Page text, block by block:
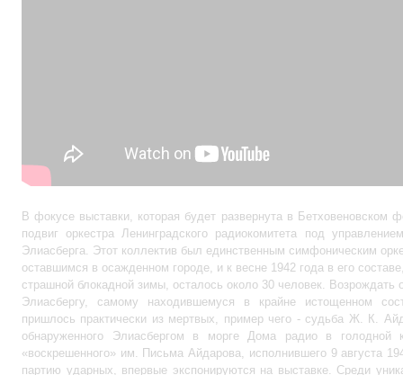
В фокусе выставки, которая будет развернута в Бетховеновском
подвиг оркестра Ленинградского радиокомитета под
Элиасберга. Этот коллектив был единственным симфоническим
оставшимся в осажденном городе, и к весне 1942 года в его
страшной блокадной зимы, осталось около 30 человек. Возрождать
Элиасбергу, самому находившемуся в крайне истощенном
пришлось практически из мертвых, пример чего - судьба Ж. К.
обнаруженного Элиасбергом в морге Дома радио в голодной
«воскрешенного» им. Письма Айдарова, исполнившего 9 августа
партию ударных, впервые экспонируются на выставке. Среди